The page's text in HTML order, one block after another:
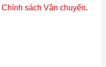
Chính sách Vận chuyển.